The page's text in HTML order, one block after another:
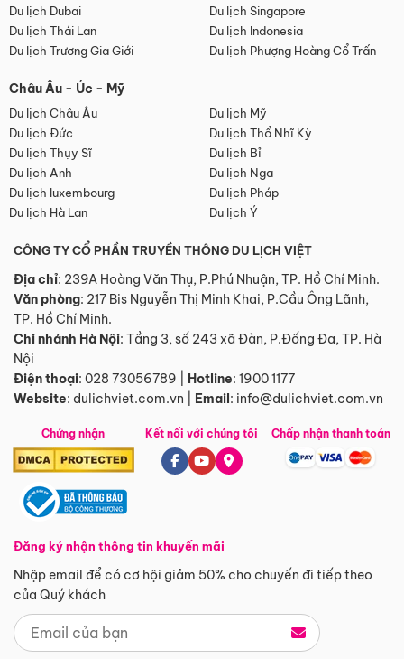
Du lịch Dubai
Du lịch Singapore
Du lịch Thái Lan
Du lịch Indonesia
Du lịch Trương Gia Giới
Du lịch Phượng Hoàng Cổ Trấn
Châu Âu - Úc - Mỹ
Du lịch Châu Âu
Du lịch Mỹ
Du lịch Đức
Du lịch Thổ Nhĩ Kỳ
Du lịch Thụy Sĩ
Du lịch Bỉ
Du lịch Anh
Du lịch Nga
Du lịch luxembourg
Du lịch Pháp
Du lịch Hà Lan
Du lịch Ý
CÔNG TY CỔ PHẦN TRUYỀN THÔNG DU LỊCH VIỆT
Địa chỉ: 239A Hoàng Văn Thụ, P.Phú Nhuận, TP. Hồ Chí Minh.
Văn phòng: 217 Bis Nguyễn Thị Minh Khai, P.Cầu Ông Lãnh,
TP. Hồ Chí Minh.
Chi nhánh Hà Nội: Tầng 3, số 243 xã Đàn, P.Đống Đa, TP. Hà
Nội
Điện thoại: 028 73056789 Hotline: 1900 1177
Website: dulichviet.com.vn Email: info@dulichviet.com.vn
Chứng nhận
Đăng ký nhận thông tin khuyến mãi
Nhập email để có cơ hội giảm 50% cho chuyến đi tiếp theo
của Quý khách
Kết nối với chúng tôi Chấp nhận thanh toán